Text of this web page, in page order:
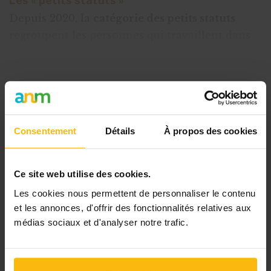
Consentement Détails À propos des cookies
Ce site web utilise des cookies.
Les cookies nous permettent de personnaliser le contenu
et les annonces, d'offrir des fonctionnalités relatives aux
médias sociaux et d'analyser notre trafic.
Cet article est réservé aux
abonnés
L’abonnement MonASBL vous donne
pour gérer efficacement votre ASBL.
Avec votre abonnement, vous